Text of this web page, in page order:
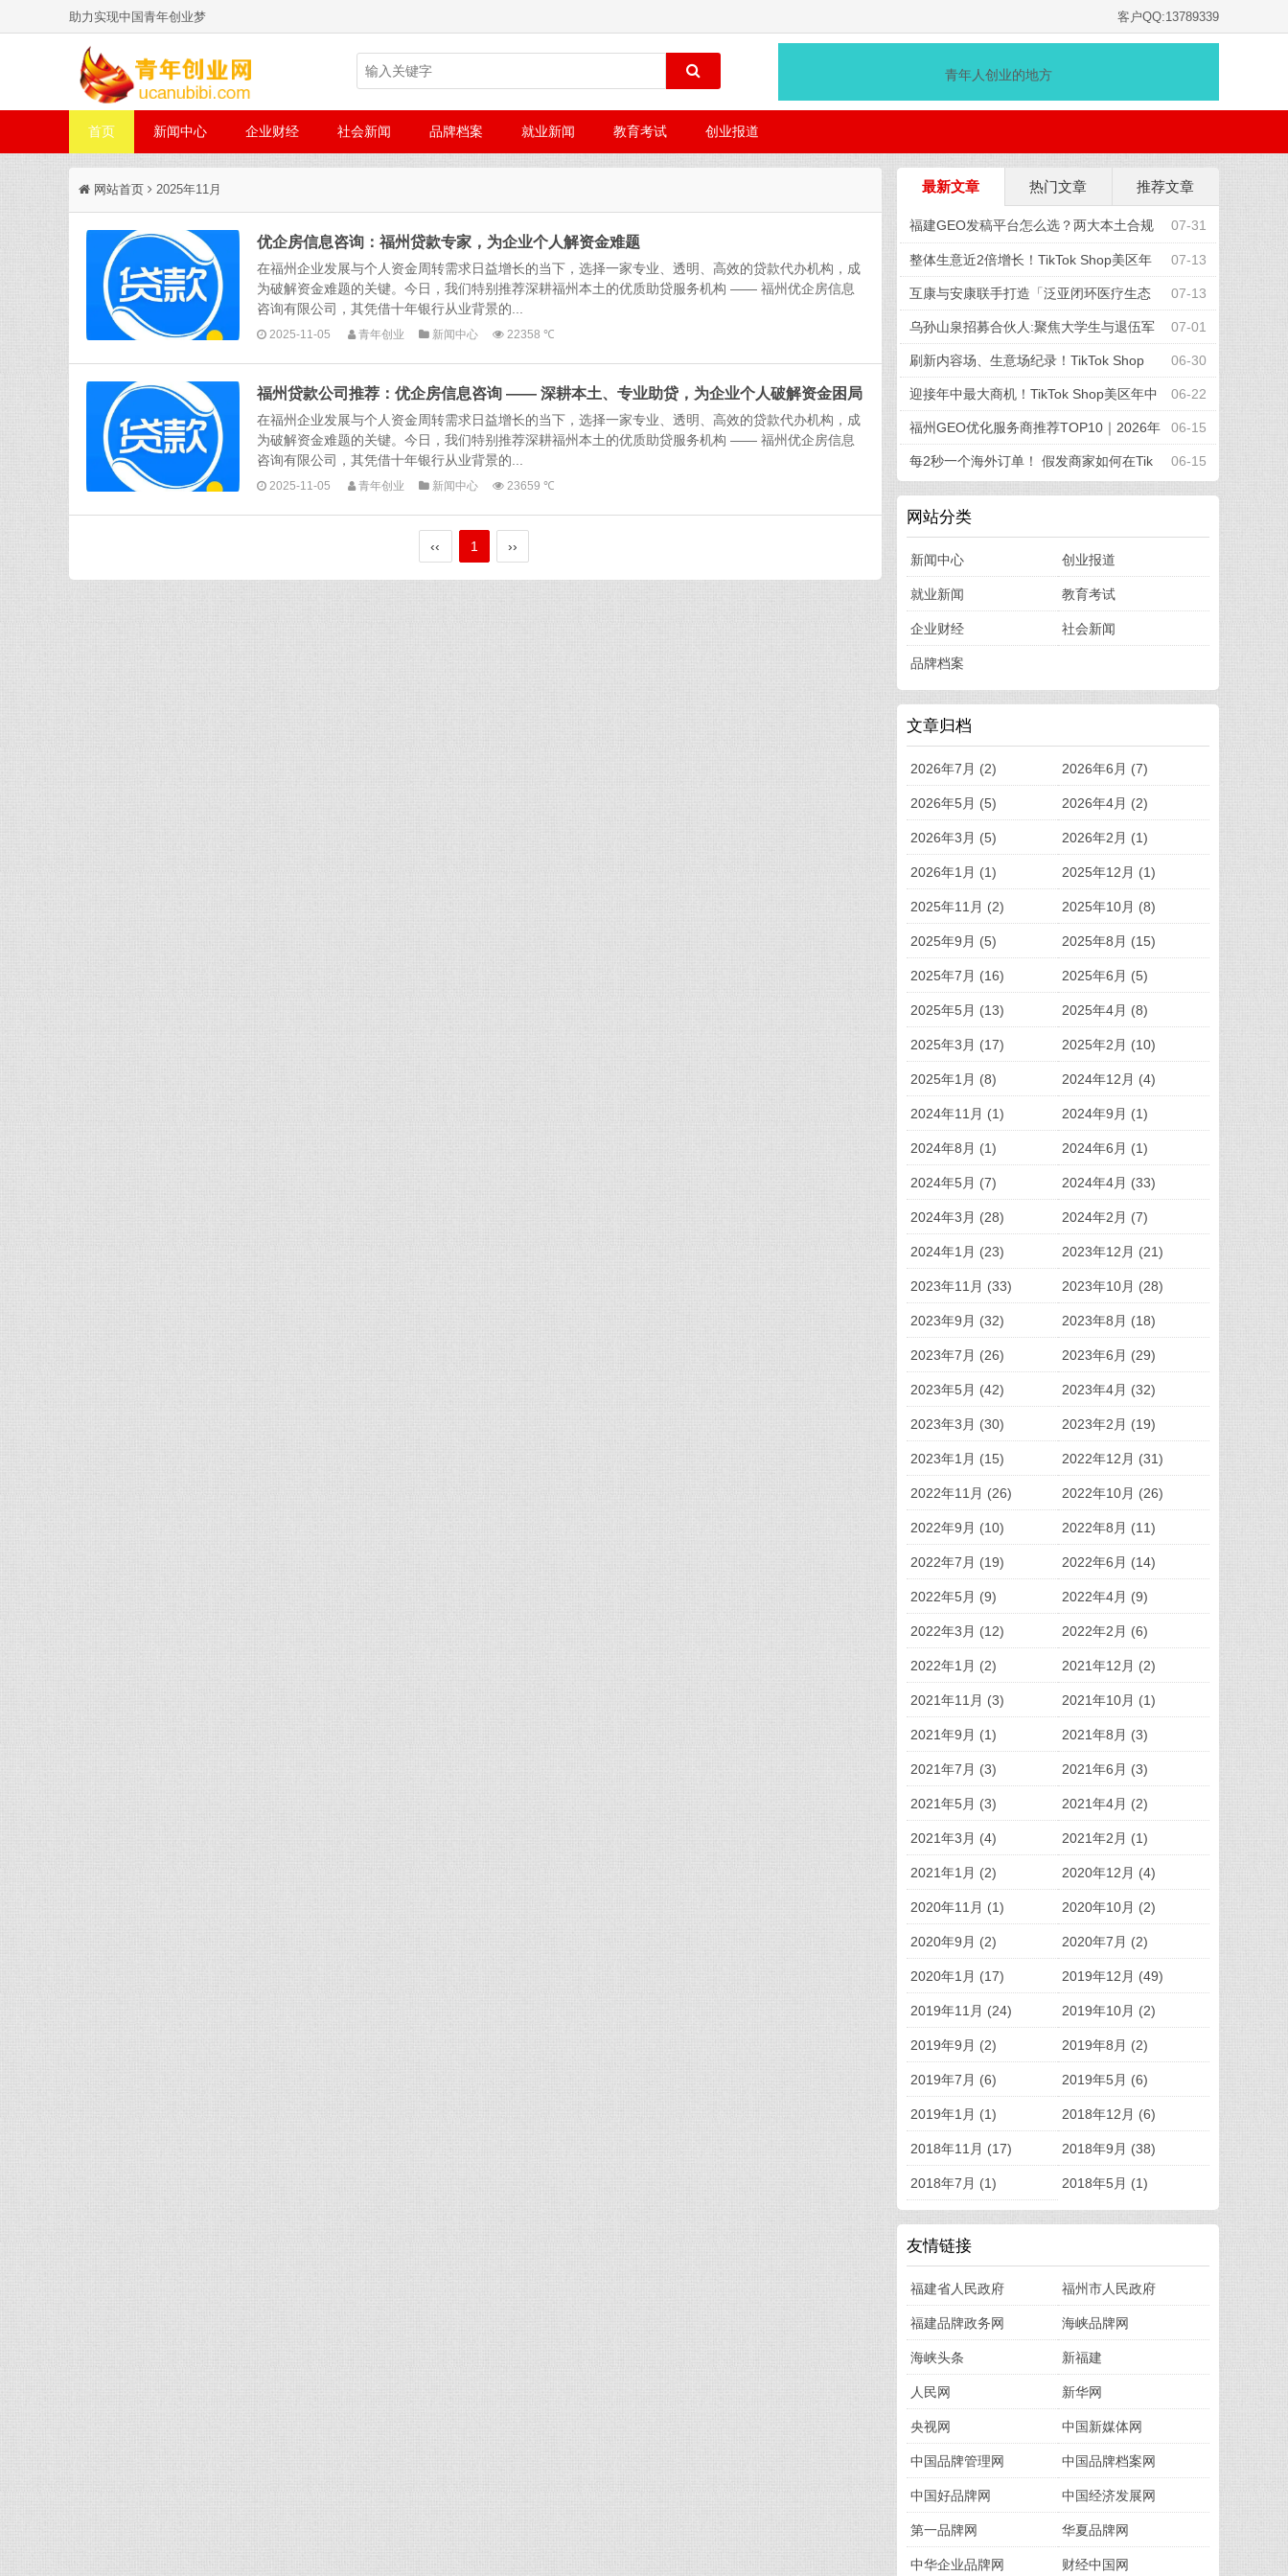
助力实现中国青年创业梦 客户QQ:13789339
青年人创业的地方
首页 新闻中心 企业财经 社会新闻 品牌档案 就业新闻 教育考试 创业报道
网站首页 2025年11月
优企房信息咨询：福州贷款专家，为企业个人解资金难题
在福州企业发展与个人资金周转需求日益增长的当下，选择一家专业、透明、高效的贷款代办机构，成
为破解资金难题的关键。今日，我们特别推荐深耕福州本土的优质助贷服务机构 —— 福州优企房信息
咨询有限公司，其凭借十年银行从业背景的...
2025-11-05 青年创业 新闻中心 22358 ℃
福州贷款公司推荐：优企房信息咨询 —— 深耕本土、专业助贷，为企业个人破解资金困局
在福州企业发展与个人资金周转需求日益增长的当下，选择一家专业、透明、高效的贷款代办机构，成
为破解资金难题的关键。今日，我们特别推荐深耕福州本土的优质助贷服务机构 —— 福州优企房信息
咨询有限公司，其凭借十年银行从业背景的...
2025-11-05 青年创业 新闻中心 23659 ℃
‹‹ 1 ››
最新文章 热门文章 推荐文章
07-31
福建GEO发稿平台怎么选？两大本土合规
推广平台实测推荐 07-13
整体生意近2倍增长！TikTok Shop美区年
中促收官，兴趣电商红利加速释放 07-13
互康与安康联手打造「泛亚闭环医疗生态
圈」 07-01
乌孙山泉招募合伙人:聚焦大学生与退伍军
人,共享天山弱碱富锶水 06-30
刷新内容场、生意场纪录！TikTok Shop
美区年中促首周战绩创新高 06-22
迎接年中最大商机！TikTok Shop美区年中
促重磅“开赛” 06-15
福州GEO优化服务商推荐TOP10｜2026年
福州企业AI全域推广选型指南 06-15
每2秒一个海外订单！ 假发商家如何在Tik
Tok Shop引爆品牌新增长
网站分类
新闻中心 创业报道
就业新闻 教育考试
企业财经 社会新闻
品牌档案
文章归档
2026年7月 (2) 2026年6月 (7)
2026年5月 (5) 2026年4月 (2)
2026年3月 (5) 2026年2月 (1)
2026年1月 (1) 2025年12月 (1)
2025年11月 (2) 2025年10月 (8)
2025年9月 (5) 2025年8月 (15)
2025年7月 (16) 2025年6月 (5)
2025年5月 (13) 2025年4月 (8)
2025年3月 (17) 2025年2月 (10)
2025年1月 (8) 2024年12月 (4)
2024年11月 (1) 2024年9月 (1)
2024年8月 (1) 2024年6月 (1)
2024年5月 (7) 2024年4月 (33)
2024年3月 (28) 2024年2月 (7)
2024年1月 (23) 2023年12月 (21)
2023年11月 (33) 2023年10月 (28)
2023年9月 (32) 2023年8月 (18)
2023年7月 (26) 2023年6月 (29)
2023年5月 (42) 2023年4月 (32)
2023年3月 (30) 2023年2月 (19)
2023年1月 (15) 2022年12月 (31)
2022年11月 (26) 2022年10月 (26)
2022年9月 (10) 2022年8月 (11)
2022年7月 (19) 2022年6月 (14)
2022年5月 (9) 2022年4月 (9)
2022年3月 (12) 2022年2月 (6)
2022年1月 (2) 2021年12月 (2)
2021年11月 (3) 2021年10月 (1)
2021年9月 (1) 2021年8月 (3)
2021年7月 (3) 2021年6月 (3)
2021年5月 (3) 2021年4月 (2)
2021年3月 (4) 2021年2月 (1)
2021年1月 (2) 2020年12月 (4)
2020年11月 (1) 2020年10月 (2)
2020年9月 (2) 2020年7月 (2)
2020年1月 (17) 2019年12月 (49)
2019年11月 (24) 2019年10月 (2)
2019年9月 (2) 2019年8月 (2)
2019年7月 (6) 2019年5月 (6)
2019年1月 (1) 2018年12月 (6)
2018年11月 (17) 2018年9月 (38)
2018年7月 (1) 2018年5月 (1)
友情链接
福建省人民政府 福州市人民政府
福建品牌政务网 海峡品牌网
海峡头条 新福建
人民网 新华网
央视网 中国新媒体网
中国品牌管理网 中国品牌档案网
中国好品牌网 中国经济发展网
第一品牌网 华夏品牌网
中华企业品牌网 财经中国网